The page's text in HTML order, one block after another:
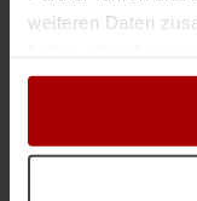
weiteren Daten
gesammelt haben.
Unternehmen ist ein
Premium-Auftragin